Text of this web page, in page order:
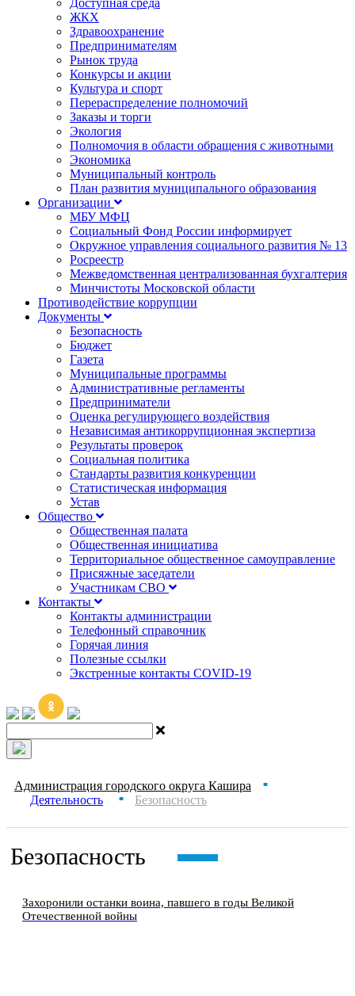
Доступная среда
ЖКХ
Здравоохранение
Предпринимателям
Рынок труда
Конкурсы и акции
Культура и спорт
Перераспределение полномочий
Заказы и торги
Экология
Полномочия в области обращения с животными
Экономика
Муниципальный контроль
План развития муниципального образования
Организации
МБУ МФЦ
Социальный Фонд России информирует
Окружное управления социального развития № 13
Росреестр
Межведомственная централизованная бухгалтерия
Минчистоты Московской области
Противодействие коррупции
Документы
Безопасность
Бюджет
Газета
Муниципальные программы
Административные регламенты
Предприниматели
Оценка регулирующего воздействия
Независимая антикоррупционная экспертиза
Результаты проверок
Социальная политика
Стандарты развития конкуренции
Статистическая информация
Устав
Общество
Общественная палата
Общественная инициатива
Территориальное общественное самоуправление
Присяжные заседатели
Участникам СВО
Контакты
Контакты администрации
Телефонный справочник
Горячая линия
Полезные ссылки
Экстренные контакты COVID-19
Администрация городского округа Кашира ■
Деятельность ■ Безопасность
Безопасность
Захоронили останки воина, павшего в годы Великой
Отечественной войны